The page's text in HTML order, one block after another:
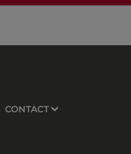
CONTACT